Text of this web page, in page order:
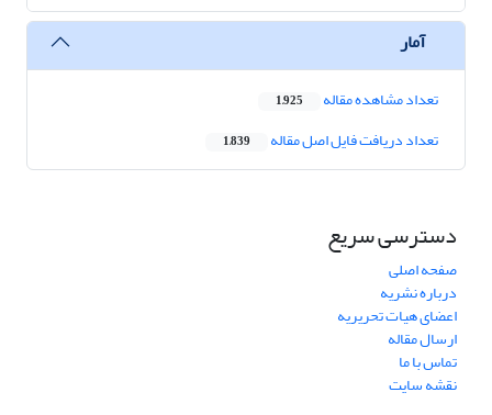
آمار
تعداد مشاهده مقاله 1,925
تعداد دریافت فایل اصل مقاله 1,839
دسترسی سریع
صفحه اصلی
درباره نشریه
اعضای هیات تحریریه
ارسال مقاله
تماس با ما
نقشه سایت